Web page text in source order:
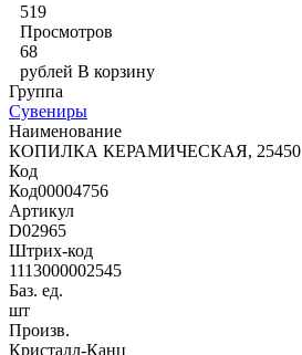
519
Просмотров
68
рублей В корзину
Группа
Сувениры
Наименование
КОПИЛКА КЕРАМИЧЕСКАЯ, 25450
Код
Код00004756
Артикул
D02965
Штрих-код
1113000002545
Баз. ед.
шт
Произв.
Кристалл-Канц